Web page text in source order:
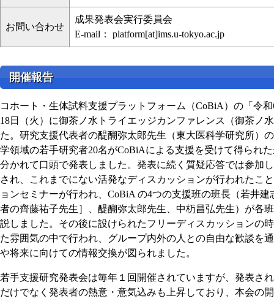
お問い合わせ
成果発表会実行委員会
E-mail： platform[at]ims.u-tokyo.ac.jp
開催報告
コホート・生体試料支援プラットフォーム（CoBiA）の「令
18日（火）に御茶ノ水トライエッジカンファレンス（御茶ノ
た。研究支援代表者の醍醐弥太郎先生（東大医科学研究所）
学領域の若手研究者20名がCoBiAによる支援を受けて得られ
分かれて口頭で発表しました。発表に続く質疑応答では参加
され、これまでにない活発なディスカッションが行われたこ
ョンセミナーが行われ、CoBiA の4つの支援班の班長（若井
者の齊藤祐子先生］、醍醐弥太郎先生、中杤昌弘先生）が各
説しました。その後に設けられたフリーディスカッションの
た雰囲気の中で行われ、グループ内外の人との自由な歓談を
や将来に向けての情報交換が図られました。
若手支援研究発表会は毎年１回開催されていますが、発表さ
だけでなく発表者の熱意・意気込みも上昇しており、本会の